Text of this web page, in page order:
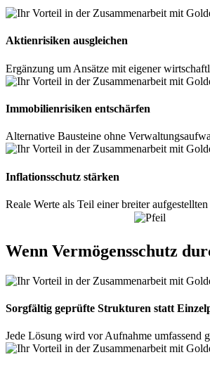
Aktienrisiken ausgleichen
Ergänzung um Ansätze mit eigener
Immobilienrisiken entschärfen
Alternative Bausteine ohne
Inflationsschutz stärken
Reale Werte als Teil einer breiter
Wenn Vermögensschutz
Sorgfältig geprüfte Strukturen statt
Jede Lösung wird vor Aufnahme umfassend